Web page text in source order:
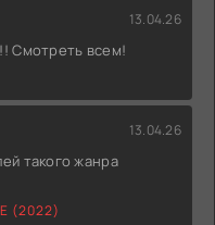
13.04.26
Смотреть всем!
13.04.26
такого жанра
(2022)